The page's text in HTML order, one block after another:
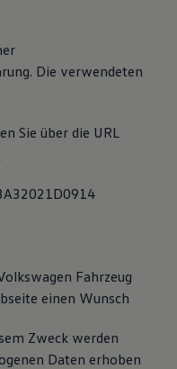
Die verwendeten
Sie über die URL
Fahrzeug
einen Wunsch
Zweck werden
Daten erhoben